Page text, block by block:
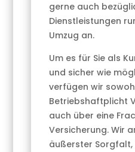
gerne auch
Dienstleistungen
Umzug an.
Um es für Sie als
und sicher wie
verfügen wir
Betriebshaftplicht
auch über eine
Versicherung. Wir
äußerster